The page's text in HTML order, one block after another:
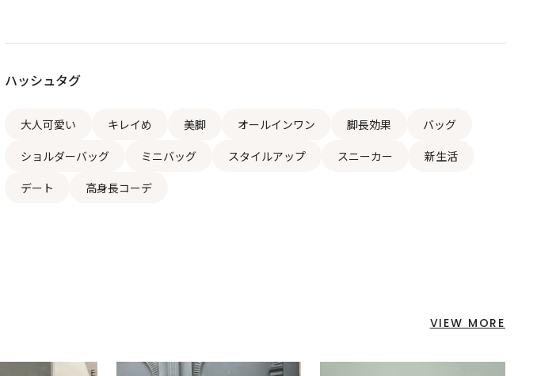
ハッシュタグ
大人可愛い キレイめ 美脚 オールインワン 脚長効果
バッグ
ショルダーバッグ
ミニバッグ スタイルアップ スニーカー
新生活
デート
高身長コーデ
VIEW MORE